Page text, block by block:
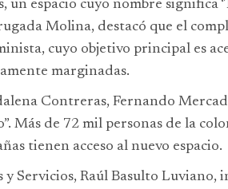
un espacio cuyo nombre significa
Molina, destacó que el
cuyo objetivo principal es
marginadas.
Contreras, Fernando
Más de 72 mil personas de la
tienen acceso al nuevo espacio.
y Servicios, Raúl Basulto Luviano,